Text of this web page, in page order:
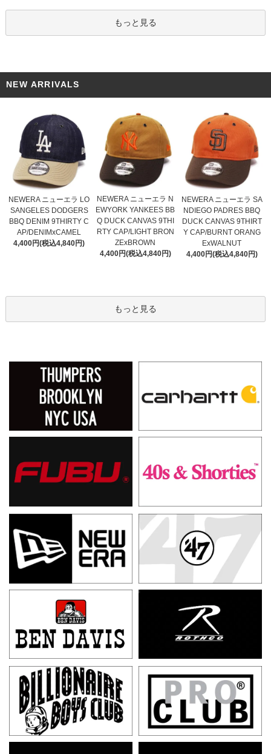
もっと見る
NEW ARRIVALS
NEWERA ニューエラ LO
SANGELES DODGERS
BBQ DENIM 9THIRTY C
AP/DENIMxCAMEL
4,400円(税込4,840円)
NEWERA ニューエラ N
EWYORK YANKEES BB
Q DUCK CANVAS 9THI
RTY CAP/LIGHT BRON
ZExBROWN
4,400円(税込4,840円)
NEWERA ニューエラ SA
NDIEGO PADRES BBQ
DUCK CANVAS 9THIRT
Y CAP/BURNT ORANG
ExWALNUT
4,400円(税込4,840円)
もっと見る